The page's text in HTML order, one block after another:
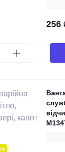
256